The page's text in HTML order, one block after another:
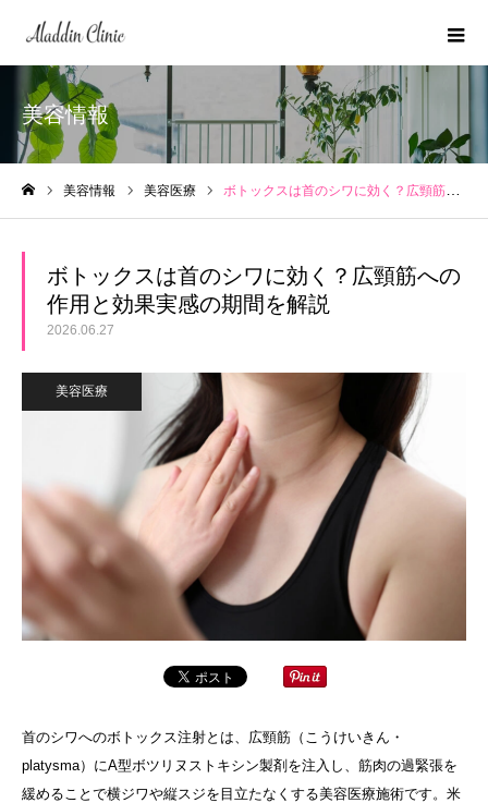
美容情報
美容情報 美容医療 ボトックスは首のシワに効く？広頸筋への作用と効果実感の期間を解説
ボトックスは首のシワに効く？広頸筋への
作用と効果実感の期間を解説
2026.06.27
美容医療
首のシワへのボトックス注射とは、広頸筋（こうけいきん・
platysma）にA型ボツリヌストキシン製剤を注入し、筋肉の過緊張を
緩めることで横ジワや縦スジを目立たなくする美容医療施術です。米